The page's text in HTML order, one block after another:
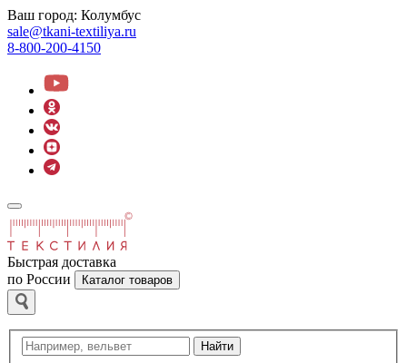
Ваш город: Колумбус
sale@tkani-textiliya.ru
8-800-200-4150
Быстрая доставка
по России
Каталог товаров
Найти